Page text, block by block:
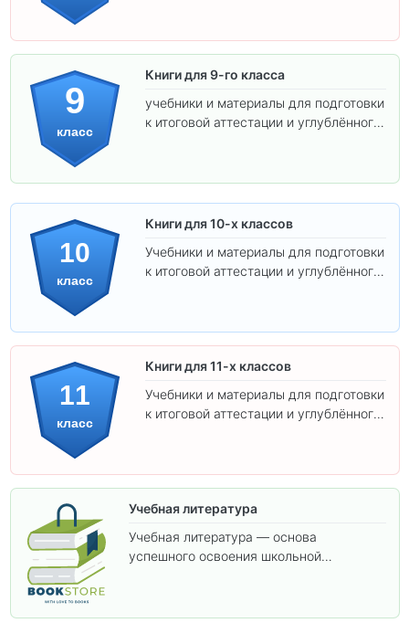
9
класс
Книги для 9-го класса
учебники и материалы для подготовки
к итоговой аттестации и углублённого
10
класс
Книги для 10-х классов
Учебники и материалы для подготовки
к итоговой аттестации и углублённого
11
класс
Книги для 11-х классов
Учебники и материалы для подготовки
к итоговой аттестации и углублённого
Учебная литература
Учебная литература — основа
успешного освоения школьной